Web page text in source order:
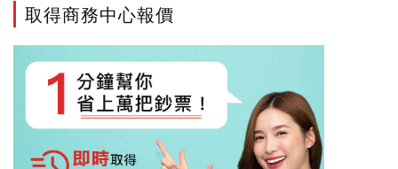
取得商務中心報價